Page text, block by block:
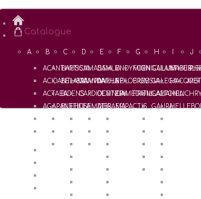
Catalogue
A
ACANTHUS
ACIDANTHERA
ACTAEA
AGAPANTHUS
ALCALTHAEA
ALCHEMILLA
B
BAPTISIA
BELAMCANDA
BIDENS
BLETILLA
BRIMEURA
BRUNNERA
BUKINICZIA
C
CAMASSIA
CAMPANULA
CARDIOCRINUM
CLEMATIS
COLCHICUM
CONVALLARIA
CONVOLVULLUS
COREOPSIS
CORYDALIS
COSMOS
D
DAHLIA
DAPHNE
DEUTZIA
DIERAMA
DIGITALIS
DODECATHEON
DORYCNIUM
E
ENDYMION
EPILOBIUM
EPIMEDIUM
EPIPACTIS
ERANTHIS
EREMURUS
ERIGERON
ERODIUM
ERYTHRONIUM
F
FOENICULUM
FREESIA
FRITILLARIA
G
GALANTHUS
GALEGA
GALTONIA
GAURA
GENTIANA
GERANIUM
GEUM
GILLENIA
GLADIOLUS
H
IRIS
J